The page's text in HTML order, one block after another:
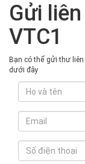
Gửi
VTC1
Bạn có thể gửi thư
dưới đây